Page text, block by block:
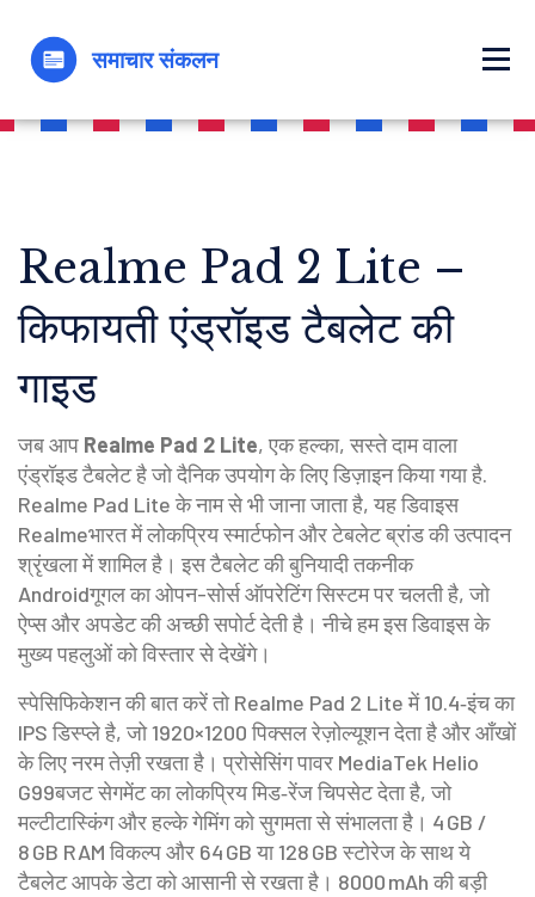
Realme Pad 2 Lite –
किफायती एंड्रॉइड टैबलेट की
गाइड
जब आप Realme Pad 2 Lite,एक हल्का, सस्ते दाम वाला
एंड्रॉइड टैबलेट है जो दैनिक उपयोग के लिए डिज़ाइन किया गया है.
Realme Pad Liteके नाम से भी जाना जाता है, यह डिवाइस
Realmeभारत में लोकप्रिय स्मार्टफोन और टेबलेट ब्रांडकी उत्पादन
श्रृंखला में शामिल है। इस टैबलेट की बुनियादी तकनीक
Androidगूगल का ओपन-सोर्स ऑपरेटिंग सिस्टमपर चलती है, जो
ऐप्स और अपडेट की अच्छी सपोर्ट देती है। नीचे हम इस डिवाइस के
मुख्य पहलुओं को विस्तार से देखेंगे।
स्पेसिफिकेशन की बात करें तो Realme Pad 2 Lite में 10.4‑इंच का
IPS डिस्प्ले है, जो 1920×1200 पिक्सल रेज़ोल्यूशन देता है और आँखों
के लिए नरम तेज़ी रखता है। प्रोसेसिंग पावर MediaTek Helio
G99बजट सेगमेंट का लोकप्रिय मिड‑रेंज चिपसेटदेता है, जो
मल्टीटास्किंग और हल्के गेमिंग को सुगमता से संभालता है। 4 GB /
8 GB RAM विकल्प और 64 GB या 128 GB स्टोरेज के साथ ये
टैबलेट आपके डेटा को आसानी से रखता है। 8000 mAh की बड़ी